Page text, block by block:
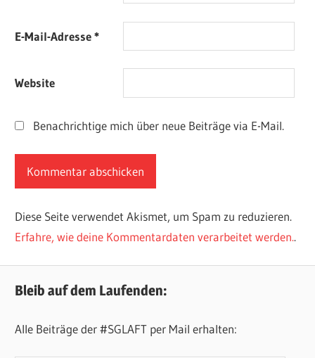
E-Mail-Adresse*
Website
Benachrichtige mich über neue Beiträge via E-Mail.
Diese Seite verwendet Akismet, um Spam zu reduzieren.
Erfahre, wie deine Kommentardaten verarbeitet werden..
Bleib auf dem Laufenden:
Alle Beiträge der #SGLAFT per Mail erhalten: